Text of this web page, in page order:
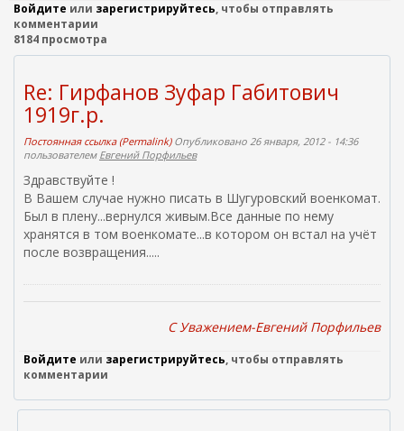
Войдите или зарегистрируйтесь, чтобы отправлять
комментарии
8184 просмотра
Re: Гирфанов Зуфар Габитович
1919г.р.
Постоянная ссылка (Permalink)Опубликовано 26 января, 2012 - 14:36
пользователем Евгений Порфильев
Здравствуйте !
В Вашем случае нужно писать в Шугуровский военкомат.
Был в плену...вернулся живым.Все данные по нему
хранятся в том военкомате...в котором он встал на учёт
после возвращения.....
C Уважением-Евгений Порфильев
Войдите или зарегистрируйтесь, чтобы отправлять
комментарии